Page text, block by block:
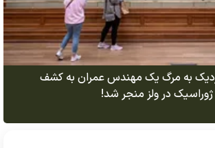
به مرگ یک مهندس عمران به کشف
ژوراسیک در ولز منجر شد!